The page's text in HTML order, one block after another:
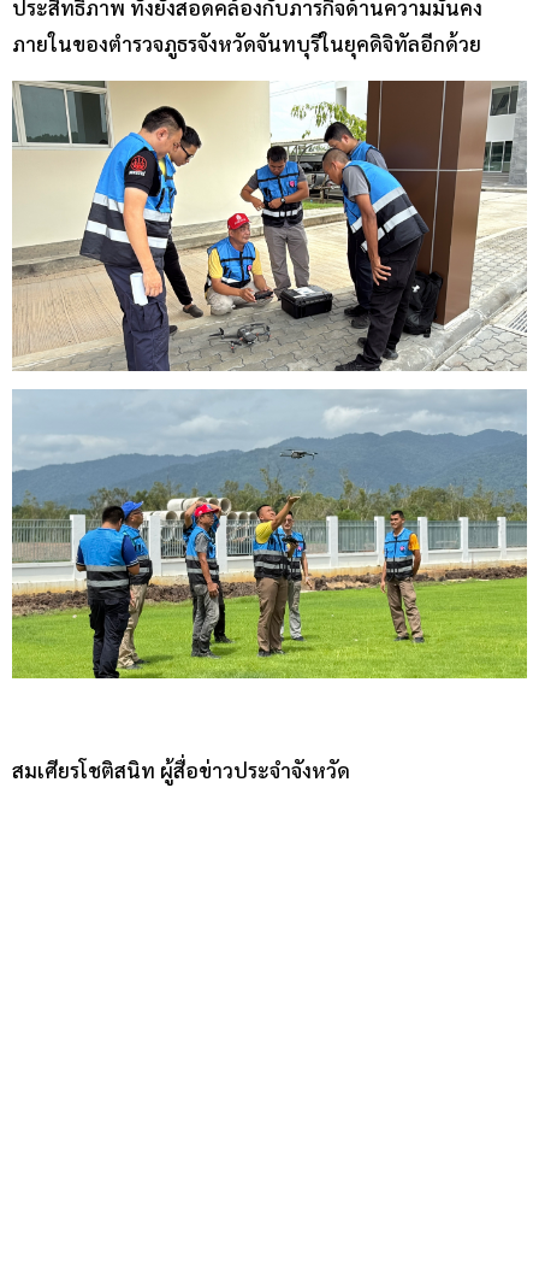
ประสิทธิภาพ ทั้งยังสอดคล้องกับภารกิจด้านความมั่นคง
ภายในของตำรวจภูธรจังหวัดจันทบุรีในยุคดิจิทัลอีกด้วย
สมเศียรโชติสนิท ผู้สื่อข่าวประจำจังหวัด